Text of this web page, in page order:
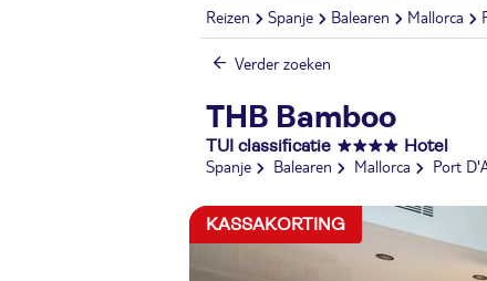
Reizen Spanje Balearen Mallorca
Verder zoeken
THB Bamboo
TUI classificatie Hotel
Spanje Balearen Mallorca Port
KASSAKORTING